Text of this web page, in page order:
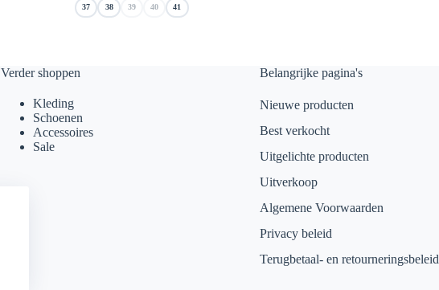
37 38 39 40 41
Verder shoppen
Kleding
Schoenen
Accessoires
Sale
Belangrijke pagina's
Nieuwe producten
Best verkocht
Uitgelichte producten
Uitverkoop
Algemene Voorwaarden
Privacy beleid
Terugbetaal- en retourneringsbeleid